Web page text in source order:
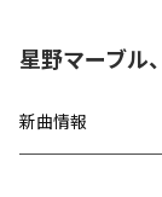
星野マーブル
新曲情報